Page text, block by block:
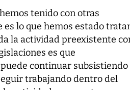
tenido con otras
es lo que hemos estado
la actividad preexistente
es que
continuar subsistiendo
trabajando dentro del